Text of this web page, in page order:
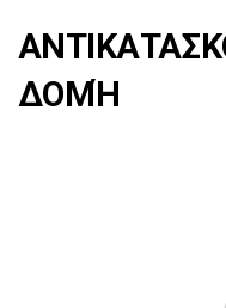
ΔΟΜΉ